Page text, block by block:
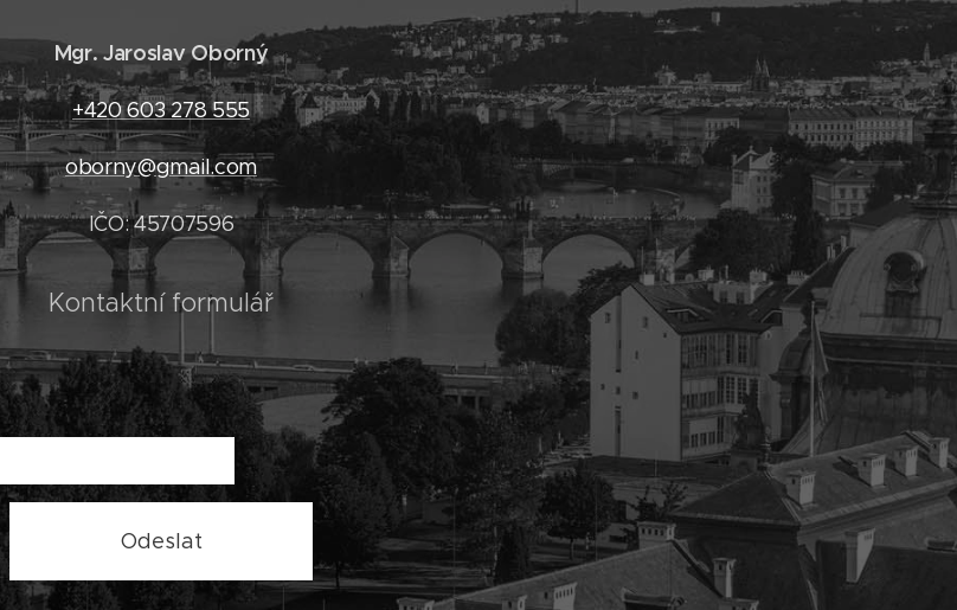
Mgr. Jaroslav Oborný
+420 603 278 555
oborny@gmail.com
IČO: 45707596
Kontaktní formulář
Odeslat